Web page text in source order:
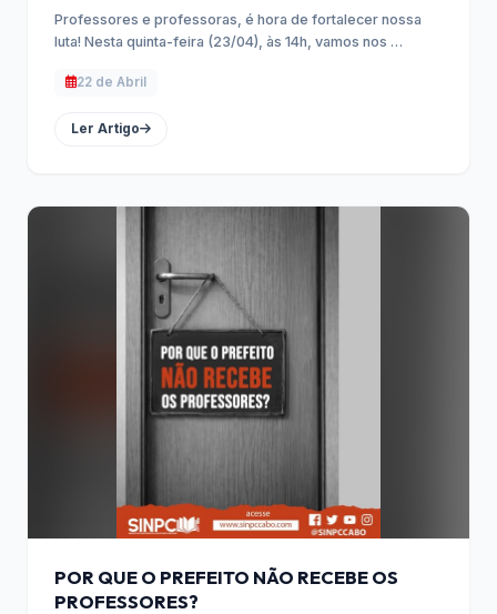
Professores e professoras, é hora de fortalecer nossa
luta! Nesta quinta-feira (23/04), às 14h, vamos nos …
22 de Abril
Ler Artigo
POR QUE O PREFEITO NÃO RECEBE OS
PROFESSORES?